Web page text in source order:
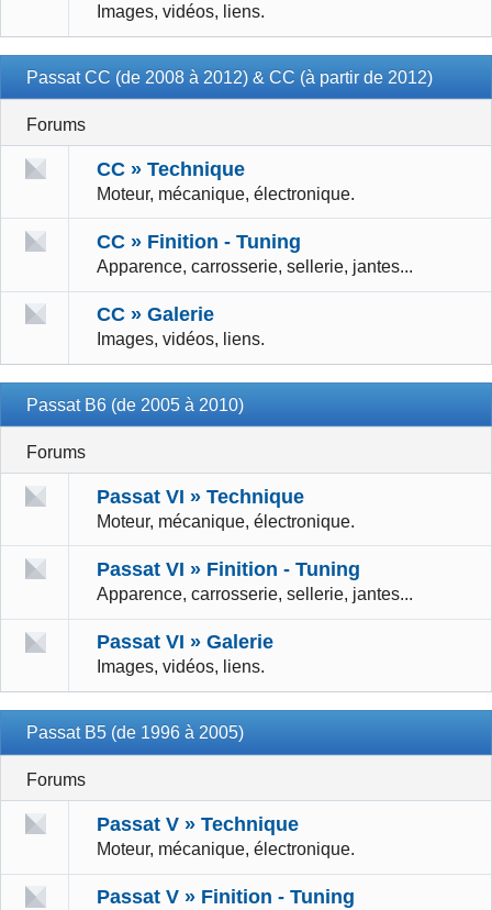
Images, vidéos, liens.
Passat CC (de 2008 à 2012) & CC (à partir de 2012)
Forums
CC » Technique
Moteur, mécanique, électronique.
CC » Finition - Tuning
Apparence, carrosserie, sellerie, jantes...
CC » Galerie
Images, vidéos, liens.
Passat B6 (de 2005 à 2010)
Forums
Passat VI » Technique
Moteur, mécanique, électronique.
Passat VI » Finition - Tuning
Apparence, carrosserie, sellerie, jantes...
Passat VI » Galerie
Images, vidéos, liens.
Passat B5 (de 1996 à 2005)
Forums
Passat V » Technique
Moteur, mécanique, électronique.
Passat V » Finition - Tuning